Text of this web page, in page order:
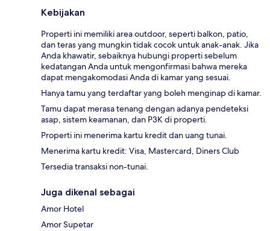
Kebijakan
Properti ini memiliki area outdoor, seperti balkon, patio,
dan teras yang mungkin tidak cocok untuk anak-anak. Jika
Anda khawatir, sebaiknya hubungi properti sebelum
kedatangan Anda untuk mengonfirmasi bahwa mereka
dapat mengakomodasi Anda di kamar yang sesuai.
Hanya tamu yang terdaftar yang boleh menginap di kamar.
Tamu dapat merasa tenang dengan adanya pendeteksi
asap, sistem keamanan, dan P3K di properti.
Properti ini menerima kartu kredit dan uang tunai.
Menerima kartu kredit: Visa, Mastercard, Diners Club
Tersedia transaksi non-tunai.
Juga dikenal sebagai
Amor Hotel
Amor Supetar